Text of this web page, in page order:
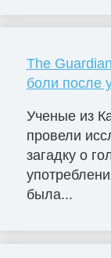
The
боли после
Ученые из
провели
загадку о
была...